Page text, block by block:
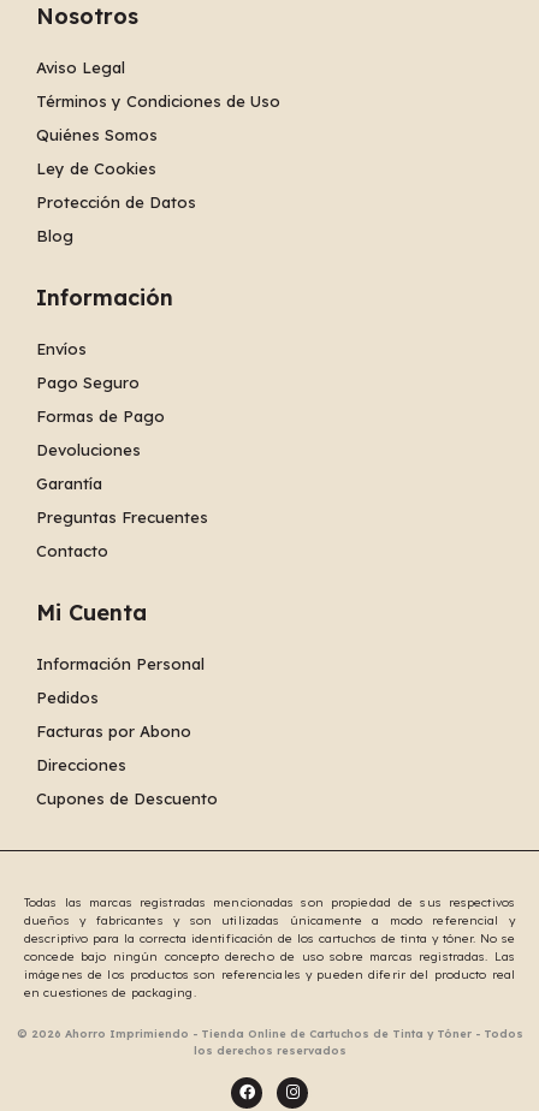
Nosotros
Aviso Legal
Términos y Condiciones de Uso
Quiénes Somos
Ley de Cookies
Protección de Datos
Blog
Información
Envíos
Pago Seguro
Formas de Pago
Devoluciones
Garantía
Preguntas Frecuentes
Contacto
Mi Cuenta
Información Personal
Pedidos
Facturas por Abono
Direcciones
Cupones de Descuento
Todas las marcas registradas mencionadas son propiedad de sus respectivos
dueños y fabricantes y son utilizadas únicamente a modo referencial y
descriptivo para la correcta identificación de los cartuchos de tinta y tóner. No se
concede bajo ningún concepto derecho de uso sobre marcas registradas. Las
imágenes de los productos son referenciales y pueden diferir del producto real
en cuestiones de packaging.
© 2026 Ahorro Imprimiendo - Tienda Online de Cartuchos de Tinta y Tóner - Todos
los derechos reservados